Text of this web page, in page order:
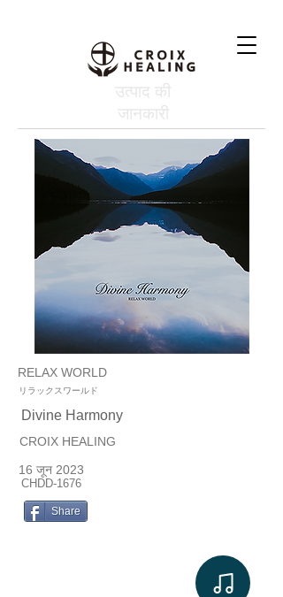
उत्पाद की
जानकारी
RELAX WORLD
リラックスワールド
Divine Harmony
CROIX HEALING
16 जून 2023
CHDD-1676
Share